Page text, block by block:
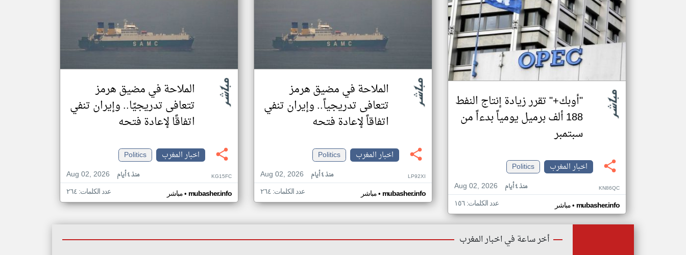
"أوبك+" تقرر زيادة إنتاج النفط
188 ألف برميل يومياً بدءاً من
سبتمبر
اخبار المغرب
Politics
Aug 02, 2026
منذ ٤ أيام KN86QC
مباشر• mubasher.info عدد الكلمات: ١٥٦
الملاحة في مضيق هرمز
تتعافى تدريجياً.. وإيران تنفي
اتفاقاً لإعادة فتحه
اخبار المغرب
Politics
Aug 02, 2026
منذ ٤ أيام LP92XI
مباشر• mubasher.info عدد الكلمات: ٢٦٤
الملاحة في مضيق هرمز
تتعافى تدريجيًا.. وإيران تنفي
اتفاقًا لإعادة فتحه
اخبار المغرب
Politics
Aug 02, 2026
منذ ٤ أيام KG15FC
مباشر• mubasher.info عدد الكلمات: ٢٦٤
أخر ساعة في اخبار المغرب